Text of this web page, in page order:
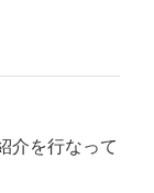
介を行なって